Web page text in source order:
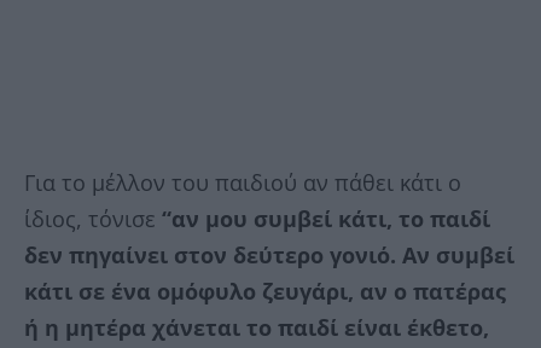
Για το μέλλον του παιδιού αν πάθει κάτι ο
ίδιος, τόνισε “αν μου συμβεί κάτι, το παιδί
δεν πηγαίνει στον δεύτερο γονιό. Αν συμβεί
κάτι σε ένα ομόφυλο ζευγάρι, αν ο πατέρας
ή η μητέρα χάνεται το παιδί είναι έκθετο,